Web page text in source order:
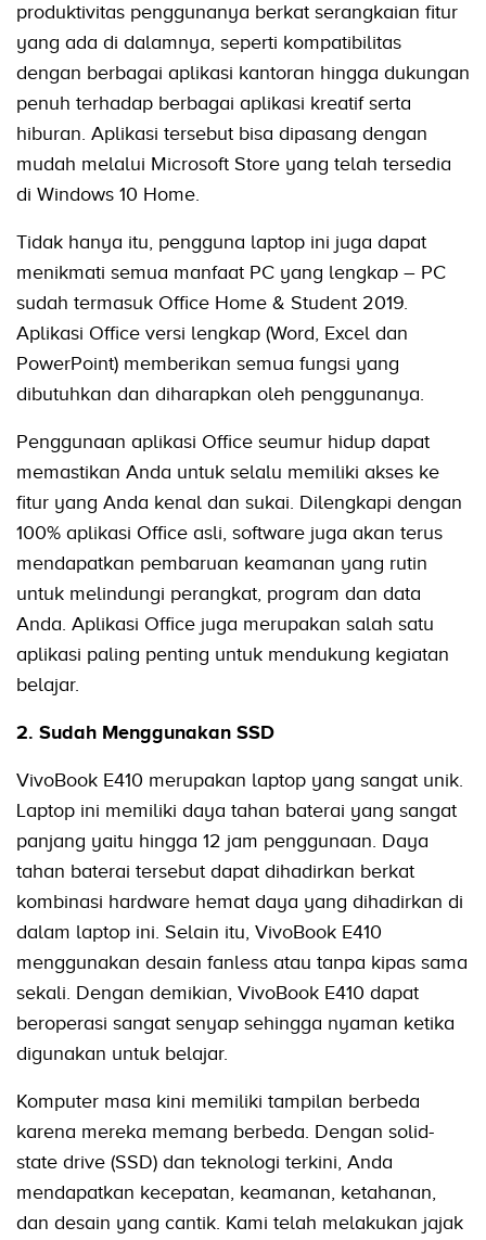
produktivitas penggunanya berkat serangkaian fitur
yang ada di dalamnya, seperti kompatibilitas
dengan berbagai aplikasi kantoran hingga dukungan
penuh terhadap berbagai aplikasi kreatif serta
hiburan. Aplikasi tersebut bisa dipasang dengan
mudah melalui Microsoft Store yang telah tersedia
di Windows 10 Home.
Tidak hanya itu, pengguna laptop ini juga dapat
menikmati semua manfaat PC yang lengkap – PC
sudah termasuk Office Home & Student 2019.
Aplikasi Office versi lengkap (Word, Excel dan
PowerPoint) memberikan semua fungsi yang
dibutuhkan dan diharapkan oleh penggunanya.
Penggunaan aplikasi Office seumur hidup dapat
memastikan Anda untuk selalu memiliki akses ke
fitur yang Anda kenal dan sukai. Dilengkapi dengan
100% aplikasi Office asli, software juga akan terus
mendapatkan pembaruan keamanan yang rutin
untuk melindungi perangkat, program dan data
Anda. Aplikasi Office juga merupakan salah satu
aplikasi paling penting untuk mendukung kegiatan
belajar.
2. Sudah Menggunakan SSD
VivoBook E410 merupakan laptop yang sangat unik.
Laptop ini memiliki daya tahan baterai yang sangat
panjang yaitu hingga 12 jam penggunaan. Daya
tahan baterai tersebut dapat dihadirkan berkat
kombinasi hardware hemat daya yang dihadirkan di
dalam laptop ini. Selain itu, VivoBook E410
menggunakan desain fanless atau tanpa kipas sama
sekali. Dengan demikian, VivoBook E410 dapat
beroperasi sangat senyap sehingga nyaman ketika
digunakan untuk belajar.
Komputer masa kini memiliki tampilan berbeda
karena mereka memang berbeda. Dengan solid-
state drive (SSD) dan teknologi terkini, Anda
mendapatkan kecepatan, keamanan, ketahanan,
dan desain yang cantik. Kami telah melakukan jajak